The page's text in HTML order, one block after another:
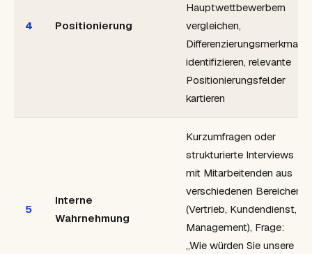
4 Positionierung
Hauptwettbewerbern
vergleichen,
Differenzierungsmerkmale
identifizieren, relevante
Positionierungsfelder
kartieren
5
Interne
Wahrnehmung
Kurzumfragen oder
strukturierte Interviews
mit Mitarbeitenden aus
verschiedenen Bereichen
(Vertrieb, Kundendienst,
Management), Frage:
„Wie würden Sie unsere